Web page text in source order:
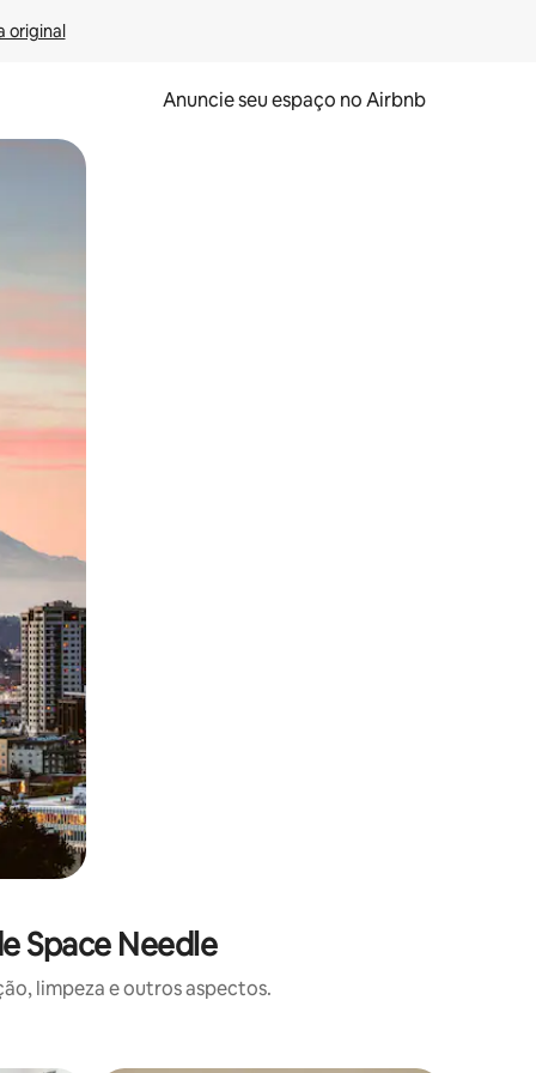
original
Anuncie seu espaço no Airbnb
o dedo na tela.
Space Needle
limpeza e outros aspectos.